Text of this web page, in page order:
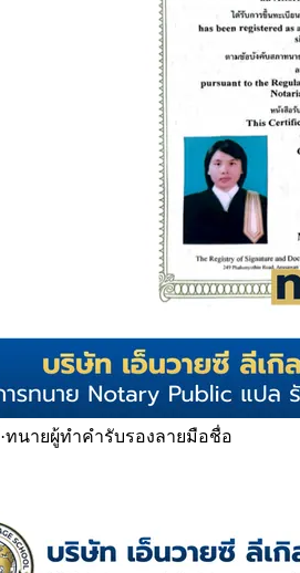
·ทนายผู้ทำคำรับรองลายมือชื่อ